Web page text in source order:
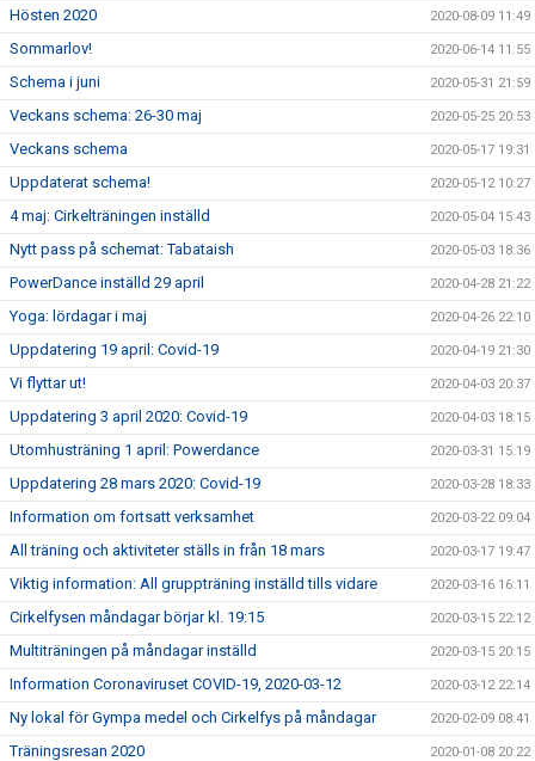
Hösten 2020 2020-08-09 11:49
Sommarlov! 2020-06-14 11:55
Schema i juni 2020-05-31 21:59
Veckans schema: 26-30 maj 2020-05-25 20:53
Veckans schema 2020-05-17 19:31
Uppdaterat schema! 2020-05-12 10:27
4 maj: Cirkelträningen inställd 2020-05-04 15:43
Nytt pass på schemat: Tabataish 2020-05-03 18:36
PowerDance inställd 29 april 2020-04-28 21:22
Yoga: lördagar i maj 2020-04-26 22:10
Uppdatering 19 april: Covid-19 2020-04-19 21:30
Vi flyttar ut! 2020-04-03 20:37
Uppdatering 3 april 2020: Covid-19 2020-04-03 18:15
Utomhusträning 1 april: Powerdance 2020-03-31 15:19
Uppdatering 28 mars 2020: Covid-19 2020-03-28 18:33
Information om fortsatt verksamhet 2020-03-22 09:04
All träning och aktiviteter ställs in från 18 mars 2020-03-17 19:47
Viktig information: All gruppträning inställd tills vidare 2020-03-16 16:11
Cirkelfysen måndagar börjar kl. 19:15 2020-03-15 22:12
Multiträningen på måndagar inställd 2020-03-15 20:15
Information Coronaviruset COVID-19, 2020-03-12 2020-03-12 22:14
Ny lokal för Gympa medel och Cirkelfys på måndagar 2020-02-09 08:41
Träningsresan 2020 2020-01-08 20:22